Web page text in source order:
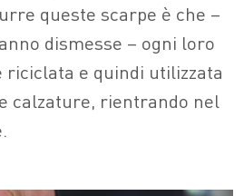
queste scarpe è che –
dismesse – ogni loro
riciclata e quindi utilizzata
calzature, rientrando nel